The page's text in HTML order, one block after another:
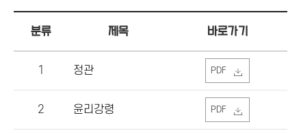
제3편 부속·부설기관 및 산학협력단
제1장 부속기관
제2장 부설기관
제4편 위원회
분류 제목 바로가기
1 정관 PDF
2 윤리강령 PDF